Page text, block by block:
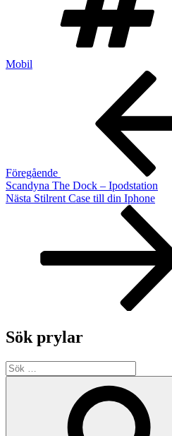
Mobil
Inläggsnavigering
Föregående
Scandyna The Dock – Ipodstation
Nästa
Nästa Stilrent Case till din Iphone
Sök prylar
Sök
efter: